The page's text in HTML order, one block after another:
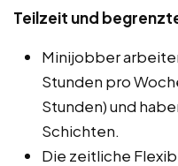
Teilzeit und
Minijobber
Stunden pro
Stunden) und
Schichten.
Die zeitliche